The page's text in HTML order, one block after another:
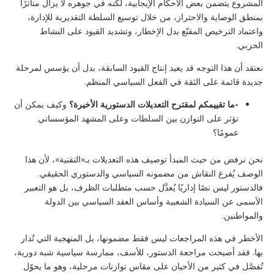
المشروع يتضمن بعض الأحكام الإيجابية، لكنه في جوهره لا يزال متأثرًا
بمنطق الوصاية والاحتراز، من خلال توسيع السلطة التقديرية للإدارة،
واعتماد الترخيص المقنّع بدل الإخطار، وتشديد القيود على النشاط
الحزبي.
نعتقد أن هذا التوجه قد يعيد إنتاج القيود السابقة، بدل أن يؤسس لمرحلة
جديدة قائمة على الثقة في الفعل السياسي المنظم.
-ما تقييمكم لمقترح التعديلات الدستورية الأخيرة؟ وكيف يمكن أن
تؤثر على التوازن بين السلطات وعلى المشهد المؤسساتي
عمومًا؟
نحن نرفض من حيث المبدأ توصيف هذه التعديلات بـ«التقنية»، لأن هذا
الوصف يُفرغ النقاش من مضمونه السياسي والدستوري الحقيقي.
فالدستور ليس نصًا إداريًا يُعدَّل حسب متطلبات الظرف، بل هو التعبير
الأسمى عن السيادة الشعبية وأساس العقد السياسي بين الدولة
والمواطنين.
الأخطر في هذه المراجعات ليس فقط مضمونها، بل المنهجية التي تُدار
بها. فقد أصبحت مراجعة الدستور، للأسف، ممارسة سياسية شبه دورية،
تُفصَّل في كثير من الأحيان على مقاس توازنات مرحلية، وهو ما يحوّل